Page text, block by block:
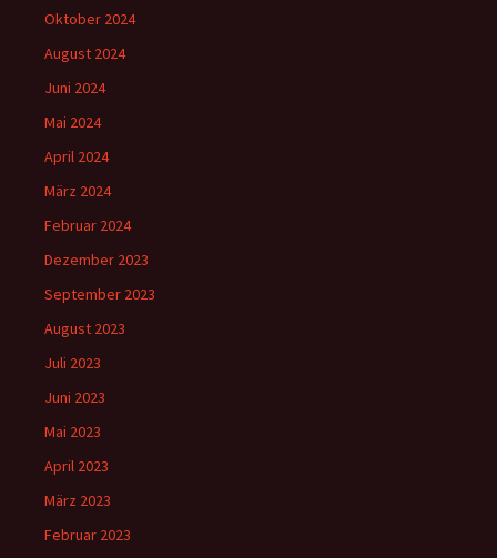
Oktober 2024
August 2024
Juni 2024
Mai 2024
April 2024
März 2024
Februar 2024
Dezember 2023
September 2023
August 2023
Juli 2023
Juni 2023
Mai 2023
April 2023
März 2023
Februar 2023